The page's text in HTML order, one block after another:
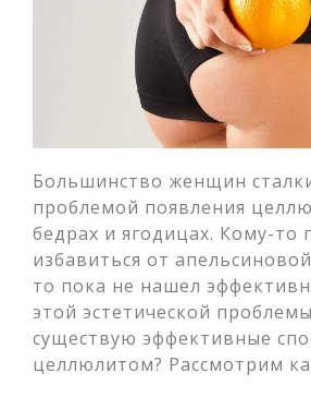
Большинство женщин
проблемой появления
бедрах и ягодицах. Кому-то
избавиться от
то пока не нашел
этой эстетической
существую эффективные
целлюлитом? Рассмотрим